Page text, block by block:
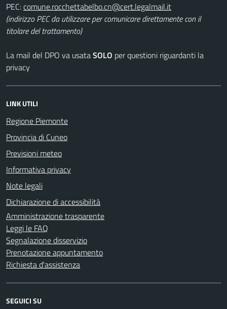
PEC:
(indirizzo PEC da utilizzare per comunicare direttamente con il
titolare del trattamento)
La mail del DPO va usataSOLO per questioni riguardanti la
privacy
LINK UTILI
Regione Piemonte
Provincia di Cuneo
Previsioni meteo
Informativa privacy
Note legali
Dichiarazione di accessibilità
Amministrazione trasparente
Leggi le FAQ
Segnalazione disservizio
Prenotazione appuntamento
Richiesta d'assistenza
SEGUICI SU